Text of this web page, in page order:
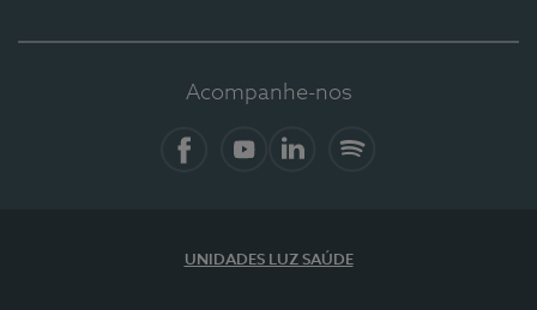
Acompanhe-nos
UNIDADES LUZ SAÚDE